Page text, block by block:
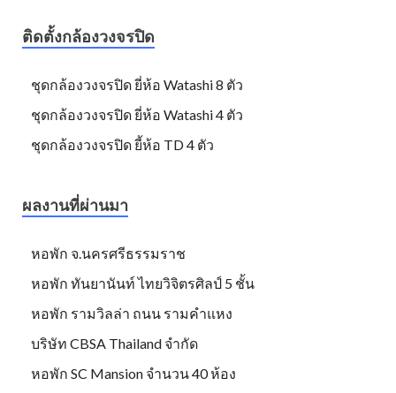
ติดตั้งกล้องวงจรปิด
ชุดกล้องวงจรปิด ยี่ห้อ Watashi 8 ตัว
ชุดกล้องวงจรปิด ยี่ห้อ Watashi 4 ตัว
ชุดกล้องวงจรปิด ยี้ห้อ TD 4 ตัว
ผลงานที่ผ่านมา
หอพัก จ.นครศรีธรรมราช
หอพัก ทันยานันท์ ไทยวิจิตรศิลป์ 5 ชั้น
หอพัก รามวิลล่า ถนน รามคำแหง
บริษัท CBSA Thailand จำกัด
หอพัก SC Mansion จำนวน 40 ห้อง